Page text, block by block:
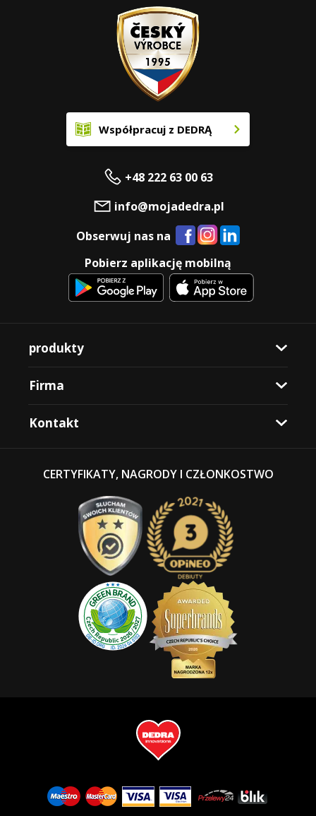
Współpracuj z DEDRĄ
+48 222 63 00 63
info@mojadedra.pl
Obserwuj nas na
Pobierz aplikację mobilną
produkty
Firma
Kontakt
CERTYFIKATY, NAGRODY I CZŁONKOSTWO